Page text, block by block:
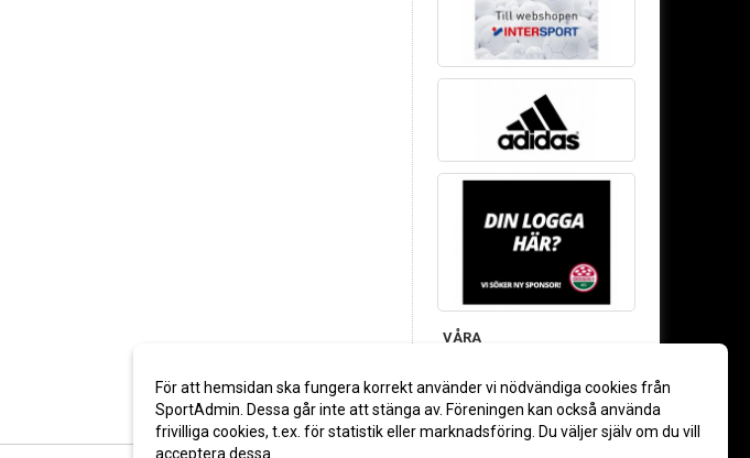
VÅRA
För att hemsidan ska fungera korrekt använder vi nödvändiga cookies från
SportAdmin. Dessa går inte att stänga av. Föreningen kan också använda
frivilliga cookies, t.ex. för statistik eller marknadsföring. Du väljer själv om du vill
acceptera dessa.